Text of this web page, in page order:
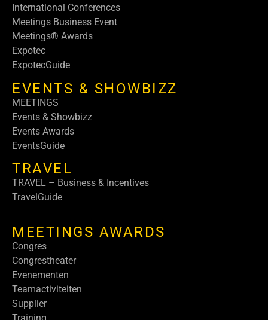
International Conferences
Meetings Business Event
Meetings® Awards
Expotec
ExpotecGuide
EVENTS & SHOWBIZZ
MEETINGS
Events & Showbizz
Events Awards
EventsGuide
TRAVEL
TRAVEL – Business & Incentives
TravelGuide
MEETINGS AWARDS
Congres
Congrestheater
Evenementen
Teamactiviteiten
Supplier